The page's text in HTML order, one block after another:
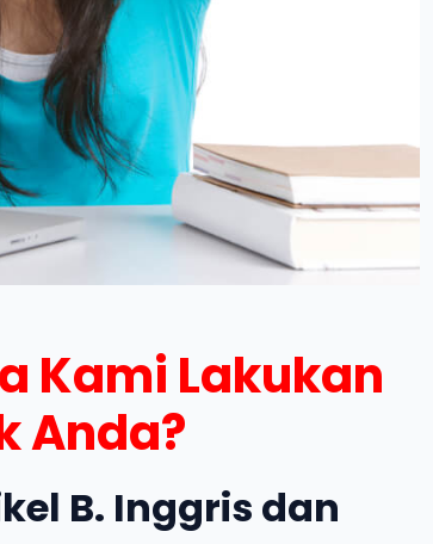
Kami Lakukan
Anda?
B. Inggris dan